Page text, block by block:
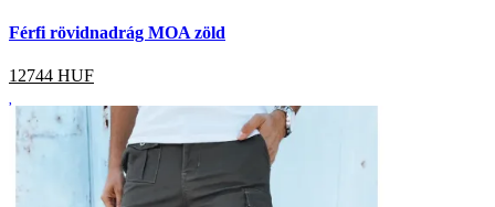
Férfi rövidnadrág MOA zöld
12744 HUF